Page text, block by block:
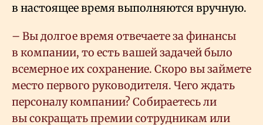
в настоящее время выполняются вручную.
– Вы долгое время отвечаете за финансы
в компании, то есть вашей задачей было
всемерное их сохранение. Скоро вы займете
место первого руководителя. Чего ждать
персоналу компании? Собираетесь ли
вы сокращать премии сотрудникам или